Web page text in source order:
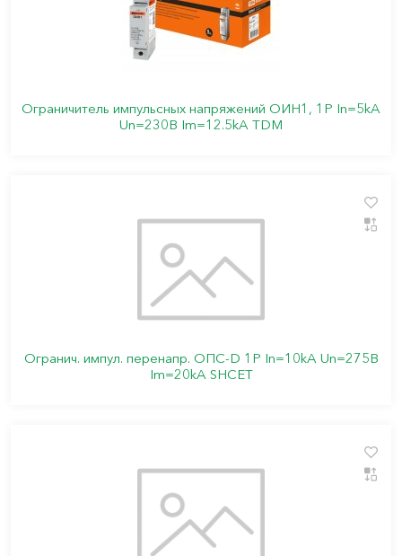
Ограничитель импульсных напряжений ОИН1, 1Р In=5kA
Un=230B Im=12.5kA TDM
Огранич. импул. перенапр. ОПС-D 1Р In=10kA Un=275B
Im=20kA SHCET